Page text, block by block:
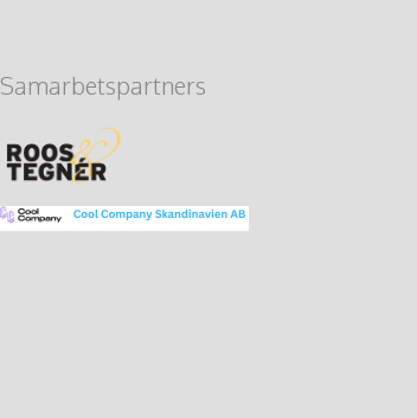
Samarbetspartners